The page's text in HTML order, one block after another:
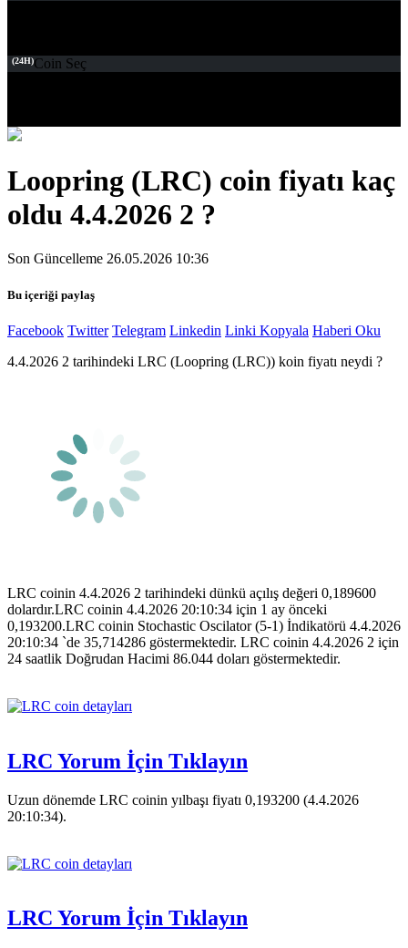
(24H)Coin Seç
Loopring (LRC) coin fiyatı kaç
oldu 4.4.2026 2 ?
Son Güncelleme 26.05.2026 10:36
Bu içeriği paylaş
Facebook Twitter Telegram Linkedin Linki Kopyala Haberi Oku
4.4.2026 2 tarihindeki LRC (Loopring (LRC)) koin fiyatı neydi ?
LRC coinin 4.4.2026 2 tarihindeki dünkü açılış değeri 0,189600
dolardır.LRC coinin 4.4.2026 20:10:34 için 1 ay önceki
0,193200.LRC coinin Stochastic Oscilator (5-1) İndikatörü 4.4.2026
20:10:34 `de 35,714286 göstermektedir. LRC coinin 4.4.2026 2 için
24 saatlik Doğrudan Hacimi 86.044 doları göstermektedir.
LRC Yorum İçin Tıklayın
Uzun dönemde LRC coinin yılbaşı fiyatı 0,193200 (4.4.2026
20:10:34).
LRC Yorum İçin Tıklayın